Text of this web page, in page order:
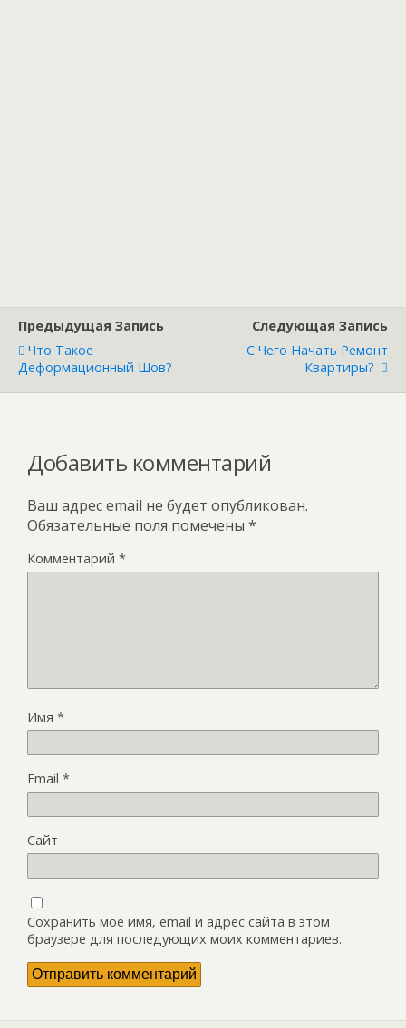
Предыдущая Запись
Что Такое
Деформационный Шов?
Следующая Запись
С Чего Начать Ремонт
Квартиры?
Добавить комментарий
Ваш адрес email не будет опубликован.
Обязательные поля помечены *
Комментарий *
Имя *
Email *
Сайт
Сохранить моё имя, email и адрес сайта в этом
браузере для последующих моих комментариев.